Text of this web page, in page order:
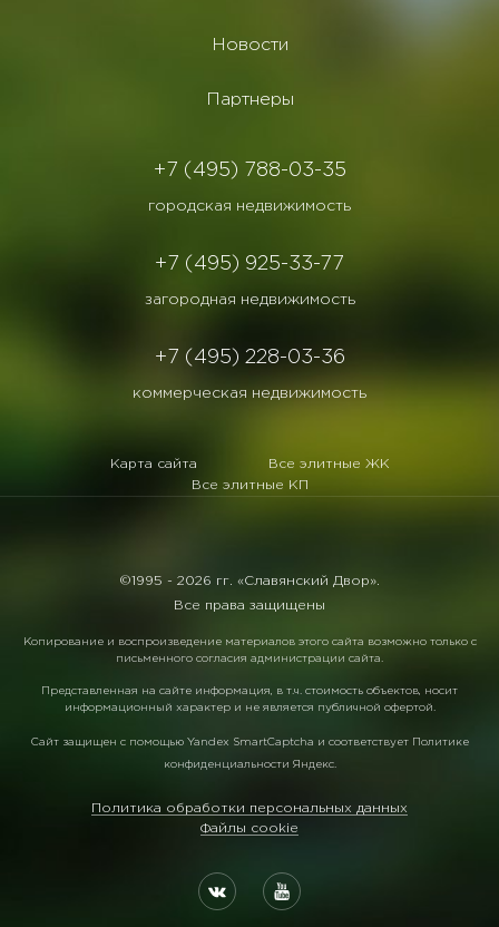
Новости
Партнеры
+7 (495) 788-03-35
городская недвижимость
+7 (495) 925-33-77
загородная недвижимость
+7 (495) 228-03-36
коммерческая недвижимость
Карта сайта
Все элитные ЖК
Все элитные КП
©1995 - 2026 гг. «Славянский Двор».
Все права защищены
Копирование и воспроизведение материалов этого сайта возможно только с
письменного согласия администрации сайта.
Представленная на сайте информация, в т.ч. стоимость объектов, носит
информационный характер и не является публичной офертой.
Сайт защищен с помощью Yandex SmartCaptcha и соответствует Политике
конфиденциальности Яндекс.
Политика обработки персональных данных
Файлы cookie